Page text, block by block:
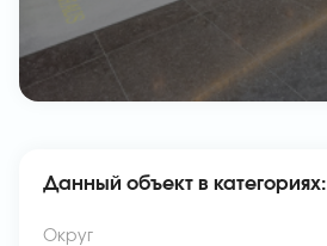
Данный объект в категориях:
Округ